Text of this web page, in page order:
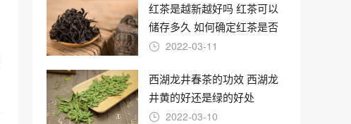
红茶是越新越好吗 红茶可以
储存多久 如何确定红茶是否
过期2022-03-11
西湖龙井春茶的功效 西湖龙
井黄的好还是绿的好处
2022-03-10